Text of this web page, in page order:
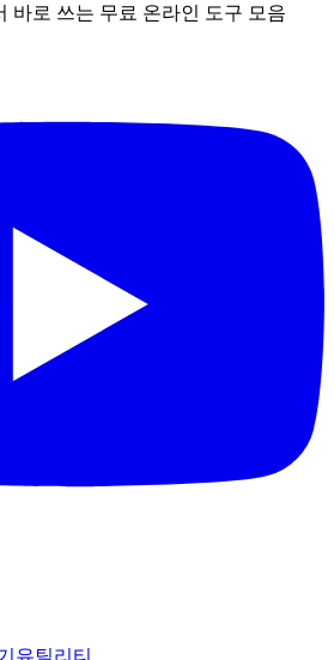
바로 쓰는 무료 온라인 도구 모음
유틸리티